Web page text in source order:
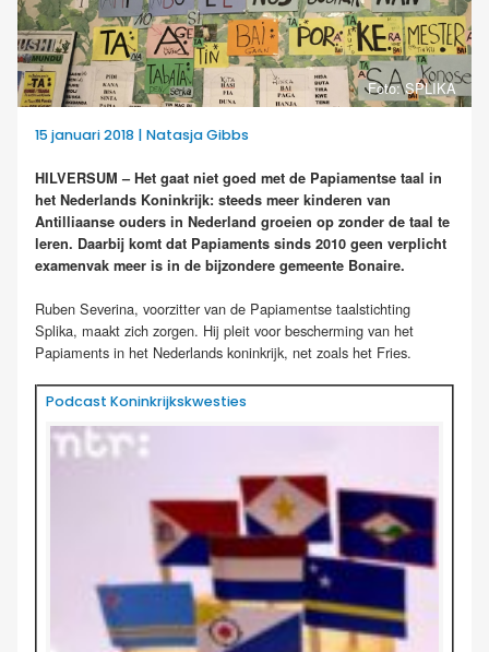
Foto: SPLIKA
15 januari 2018 | Natasja Gibbs
HILVERSUM – Het gaat niet goed met de Papiamentse taal in
het Nederlands Koninkrijk: steeds meer kinderen van
Antilliaanse ouders in Nederland groeien op zonder de taal te
leren. Daarbij komt dat Papiaments sinds 2010 geen verplicht
examenvak meer is in de bijzondere gemeente Bonaire.
Ruben Severina, voorzitter van de Papiamentse taalstichting
Splika, maakt zich zorgen. Hij pleit voor bescherming van het
Papiaments in het Nederlands koninkrijk, net zoals het Fries.
Podcast Koninkrijkskwesties